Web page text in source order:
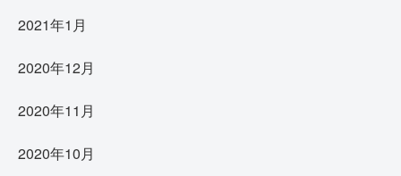
2021年1月
2020年12月
2020年11月
2020年10月